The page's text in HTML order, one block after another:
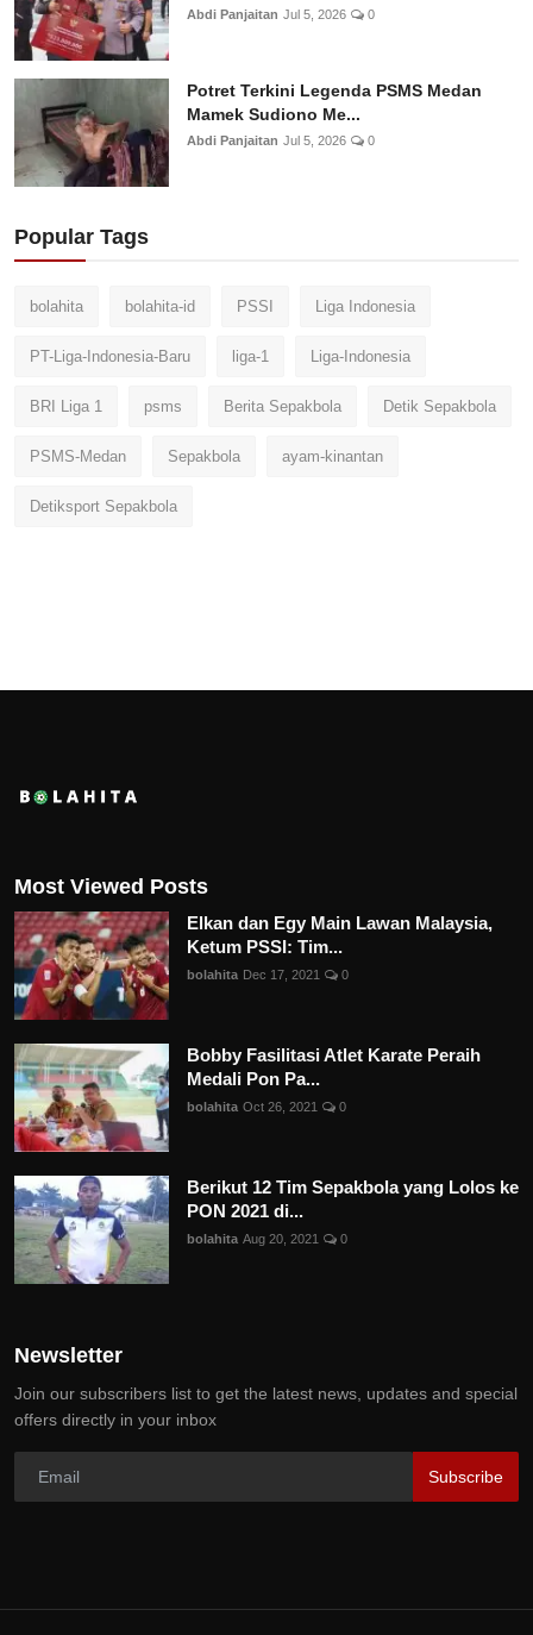
Abdi Panjaitan Jul 5, 2026 0
Potret Terkini Legenda PSMS Medan
Mamek Sudiono Me...
Abdi Panjaitan Jul 5, 2026 0
Popular Tags
bolahita bolahita-id PSSI Liga Indonesia
PT-Liga-Indonesia-Baru liga-1 Liga-Indonesia
BRI Liga 1 psms Berita Sepakbola Detik Sepakbola
PSMS-Medan Sepakbola ayam-kinantan
Detiksport Sepakbola
Most Viewed Posts
Elkan dan Egy Main Lawan Malaysia,
Ketum PSSI: Tim...
bolahita Dec 17, 2021 0
Bobby Fasilitasi Atlet Karate Peraih
Medali Pon Pa...
bolahita Oct 26, 2021 0
Berikut 12 Tim Sepakbola yang Lolos ke
PON 2021 di...
bolahita Aug 20, 2021 0
Newsletter
Join our subscribers list to get the latest news, updates and special
offers directly in your inbox
Subscribe